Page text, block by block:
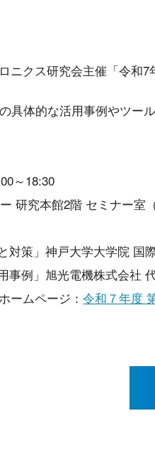
ニクス研究会主催「令和
具体的な活用事例やツー
～18:30
研究本館2階 セミナー室
対策」神戸大学大学院
事例」旭光電機株式会社
ームページ：令和７年度